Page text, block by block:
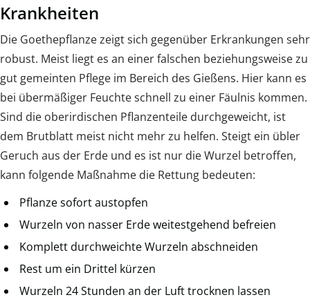
Krankheiten
Die Goethepflanze zeigt sich gegenüber Erkrankungen sehr
robust. Meist liegt es an einer falschen beziehungsweise zu
gut gemeinten Pflege im Bereich des Gießens. Hier kann es
bei übermäßiger Feuchte schnell zu einer Fäulnis kommen.
Sind die oberirdischen Pflanzenteile durchgeweicht, ist
dem Brutblatt meist nicht mehr zu helfen. Steigt ein übler
Geruch aus der Erde und es ist nur die Wurzel betroffen,
kann folgende Maßnahme die Rettung bedeuten:
Pflanze sofort austopfen
Wurzeln von nasser Erde weitestgehend befreien
Komplett durchweichte Wurzeln abschneiden
Rest um ein Drittel kürzen
Wurzeln 24 Stunden an der Luft trocknen lassen